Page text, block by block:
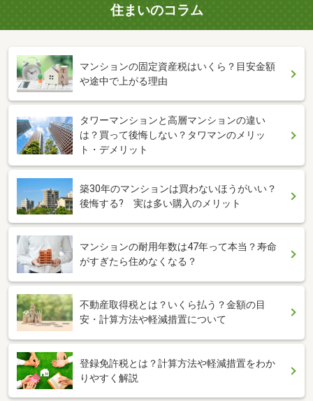
住まいのコラム
マンションの固定資産税はいくら？目安金額
や途中で上がる理由
タワーマンションと高層マンションの違い
は？買って後悔しない？タワマンのメリッ
ト・デメリット
築30年のマンションは買わないほうがいい？
後悔する? 実は多い購入のメリット
マンションの耐用年数は47年って本当？寿命
がすぎたら住めなくなる？
不動産取得税とは？いくら払う？金額の目
安・計算方法や軽減措置について
登録免許税とは？計算方法や軽減措置をわか
りやすく解説